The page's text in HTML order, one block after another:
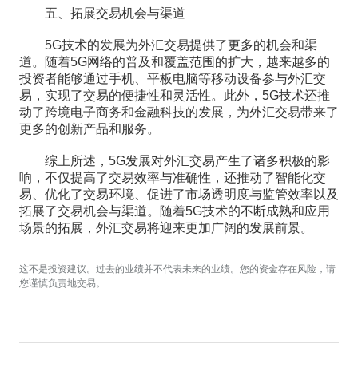
五、拓展交易机会与渠道
5G技术的发展为外汇交易提供了更多的机会和渠
道。随着5G网络的普及和覆盖范围的扩大，越来越多的
投资者能够通过手机、平板电脑等移动设备参与外汇交
易，实现了交易的便捷性和灵活性。此外，5G技术还推
动了跨境电子商务和金融科技的发展，为外汇交易带来了
更多的创新产品和服务。
综上所述，5G发展对外汇交易产生了诸多积极的影
响，不仅提高了交易效率与准确性，还推动了智能化交
易、优化了交易环境、促进了市场透明度与监管效率以及
拓展了交易机会与渠道。随着5G技术的不断成熟和应用
场景的拓展，外汇交易将迎来更加广阔的发展前景。
这不是投资建议。过去的业绩并不代表未来的业绩。您的资金存在风险，请
您谨慎负责地交易。